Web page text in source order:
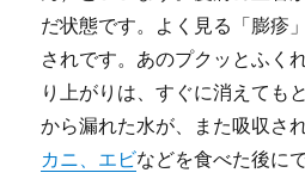
だ状態です。よく見る「膨疹
されです。あのプクッとふく
り上がりは、すぐに消えても
から漏れた水が、また吸収さ
カニ、エビなどを食べた後に